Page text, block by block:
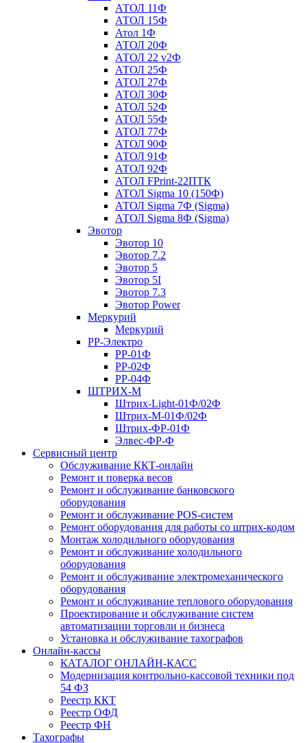
АТОЛ 11Ф
АТОЛ 15Ф
Атол 1Ф
АТОЛ 20Ф
АТОЛ 22 v2Ф
АТОЛ 25Ф
АТОЛ 27Ф
АТОЛ 30Ф
АТОЛ 52Ф
АТОЛ 55Ф
АТОЛ 77Ф
АТОЛ 90Ф
АТОЛ 91Ф
АТОЛ 92Ф
АТОЛ FPrint-22ПТК
АТОЛ Sigma 10 (150Ф)
АТОЛ Sigma 7Ф (Sigma)
АТОЛ Sigma 8Ф (Sigma)
Эвотор
Эвотор 10
Эвотор 7.2
Эвотор 5
Эвотор 5I
Эвотор 7.3
Эвотор Power
Меркурий
Меркурий
РР-Электро
РР-01Ф
РР-02Ф
РР-04Ф
ШТРИХ-М
Штрих-Light-01Ф/02Ф
Штрих-М-01Ф/02Ф
Штрих-ФР-01Ф
Элвес-ФР-Ф
Сервисный центр
Обслуживание ККТ-онлайн
Ремонт и поверка весов
Ремонт и обслуживание банковского
оборудования
Ремонт и обслуживание POS-систем
Ремонт оборудования для работы со штрих-кодом
Монтаж холодильного оборудования
Ремонт и обслуживание холодильного
оборудования
Ремонт и обслуживание электромеханического
оборудования
Ремонт и обслуживание теплового оборудования
Проектирование и обслуживание систем
автоматизации торговли и бизнеса
Установка и обслуживание тахографов
Онлайн-кассы
КАТАЛОГ ОНЛАЙН-КАСС
Модернизация контрольно-кассовой техники под
54 ФЗ
Реестр ККТ
Реестр ОФД
Реестр ФН
Тахографы